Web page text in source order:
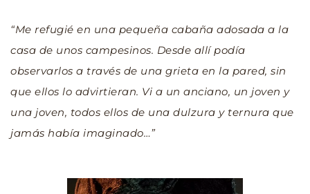
“Me refugié en una pequeña cabaña adosada a la
casa de unos campesinos. Desde allí podía
observarlos a través de una grieta en la pared, sin
que ellos lo advirtieran. Vi a un anciano, un joven y
una joven, todos ellos de una dulzura y ternura que
jamás había imaginado…”